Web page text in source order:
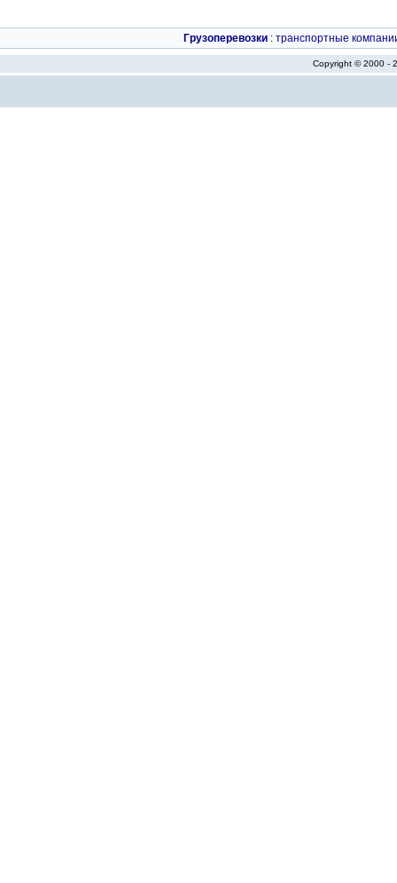
Грузоперевозки : транспортные
Copyright © 2000 -